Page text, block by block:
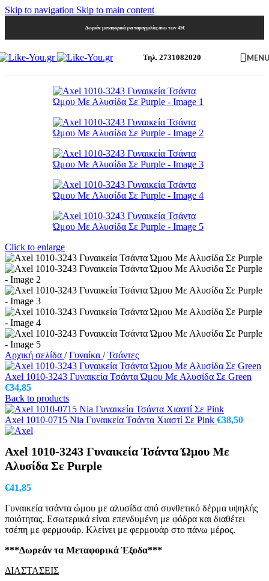
Skip to navigation Skip to main content
Δωρεάν μεταφορικά για παραγγελίες άνω των 45€
Τηλ. 2731082020
Click to enlarge
Αρχική σελίδα / Γυναίκα / Τσάντες
Axel 1010-3243 Γυναικεία Τσάντα Ώμου Με Αλυσίδα Σε Green
€34,85
Back to products
Axel 1010-0715 Nia Γυναικεία Τσάντα Χιαστί Σε Pink €38,50
Axel 1010-3243 Γυναικεία Τσάντα Ώμου Με
Αλυσίδα Σε Purple
€41,85
Γυναικεία τσάντα ώμου με αλυσίδα από συνθετικό δέρμα υψηλής
ποιότητας. Εσωτερικά είναι επενδυμένη με φόδρα και διαθέτει
τσέπη με φερμουάρ. Κλείνει με φερμουάρ στο πάνω μέρος.
***Δωρεάν τα Μεταφορικά Έξοδα***
ΔΙΑΣΤΑΣΕΙΣ